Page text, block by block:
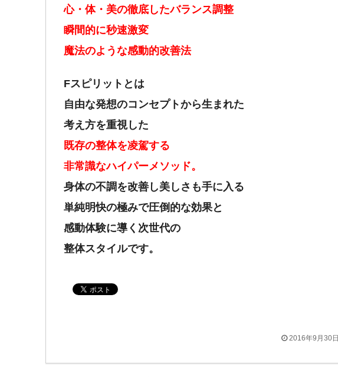
心・体・美の徹底したバランス調整
瞬間的に秒速激変
魔法のような感動的改善法
Fスピリット とは
自由な発想のコンセプトから生まれた
考え方を重視した
既存の整体を凌駕する
非常識なハイパーメソッド。
身体の不調を改善し美しさも手に入る
単純明快の極みで圧倒的な効果と
感動体験に導く次世代の
整体スタイルです。
2016年9月30日